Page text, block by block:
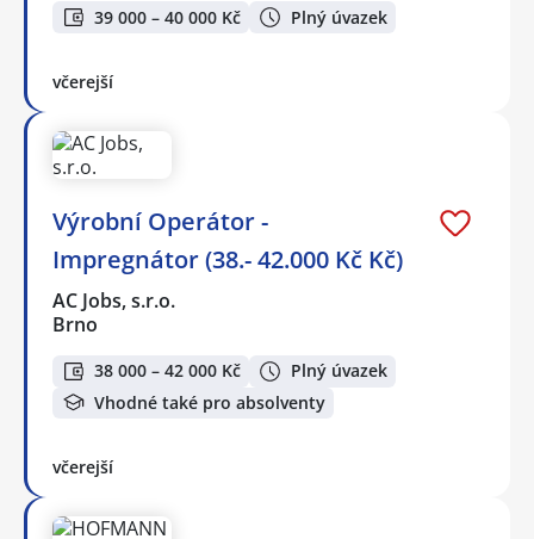
39 000 – 40 000 Kč Plný úvazek
včerejší
Výrobní Operátor -
Impregnátor (38.- 42.000 Kč Kč)
AC Jobs, s.r.o.
Brno
38 000 – 42 000 Kč
Plný úvazek
Vhodné také pro absolventy
včerejší